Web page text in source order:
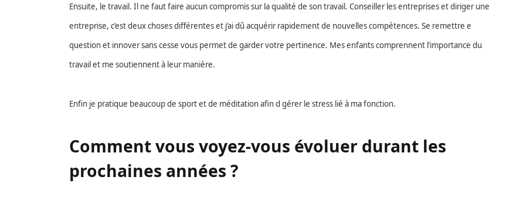
Ensuite, le travail. Il ne faut faire aucun compromis sur la qualité de son travail. Conseiller les entreprises et diriger une
entreprise, c’est deux choses différentes et j’ai dû acquérir rapidement de nouvelles compétences. Se remettre e
question et innover sans cesse vous permet de garder votre pertinence. Mes enfants comprennent l’importance du
travail et me soutiennent à leur manière.
Enfin je pratique beaucoup de sport et de méditation afin d gérer le stress lié à ma fonction.
Comment vous voyez-vous évoluer durant les
prochaines années ?